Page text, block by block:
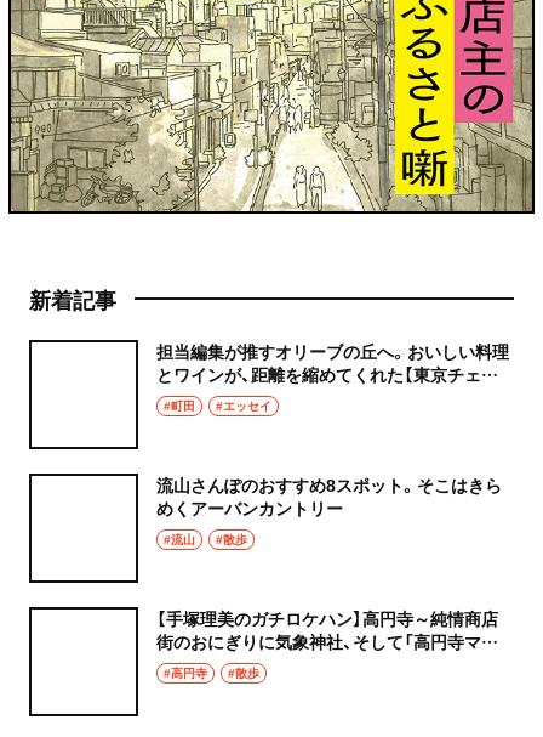
新着記事
担当編集が推すオリーブの丘へ。おいしい料理
とワインが、距離を縮めてくれた【東京チェン
飯diary】
#町田 #エッセイ
流山さんぽのおすすめ8スポット。そこはきら
めくアーバンカントリー
#流山 #散歩
【手塚理美のガチロケハン】高円寺～純情商店
街のおにぎりに気象神社、そして「高円寺マシ
タ」へ！
#高円寺 #散歩